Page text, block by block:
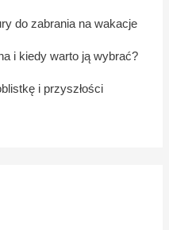
do zabrania na wakacje
i kiedy warto ją wybrać?
i przyszłości